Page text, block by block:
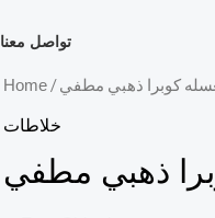
تواصل معنا
Home /كوبرا ذهبي مطفي
خلاطات
ذهبي مطفي